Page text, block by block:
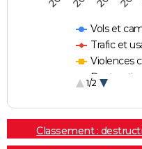
Vols et
Trafic et
Violences
1/2
Classement :